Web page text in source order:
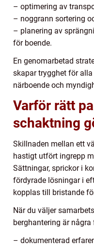
– optimering av
– noggrann sortering
– planering av
för boende.
En genomarbetad
skapar trygghet för alla
närboende och
Varför rätt
schaktning
Skillnaden mellan ett
hastigt utfört ingrepp
Sättningar, sprickor i
fördyrade lösningar i
kopplas till bristande
När du väljer
berghantering är
– dokumenterad